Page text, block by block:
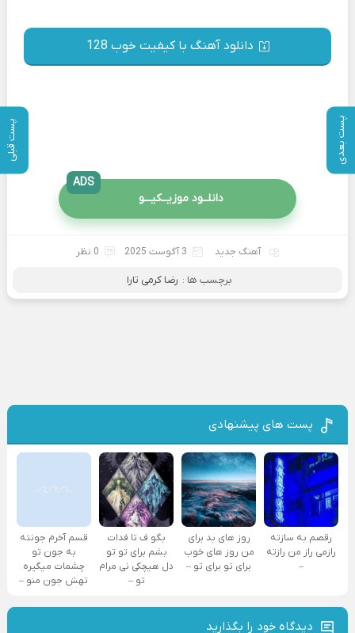
پست بعدی پست قبلی
دانلود آهنگ با کیفیت خوب 128
دانلــود موزیــکیـــو
ADS
آهنگ جدید 3 آگوست 2025 0 نظر
برچسب ها : رضا کرمی تارا
پست های پیشنهادی
رقصم به سازته
رازمی راز من رازته
–
روز های بد برای
من روز های خوب
برای تو برای تو –
بگو ف تا فدات
بشم برای تو تو
دل هیچکی نی مرام
تو –
قسم آخرم جونته
به جون تو
چشمات میگیره
تهش جون منو –
دیدگاه خود را بگذارید